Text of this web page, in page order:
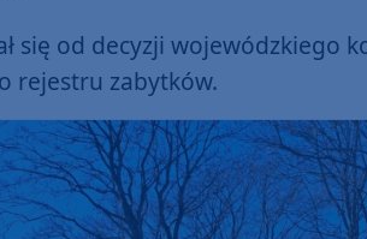
się od decyzji wojewódzkiego
rejestru zabytków.